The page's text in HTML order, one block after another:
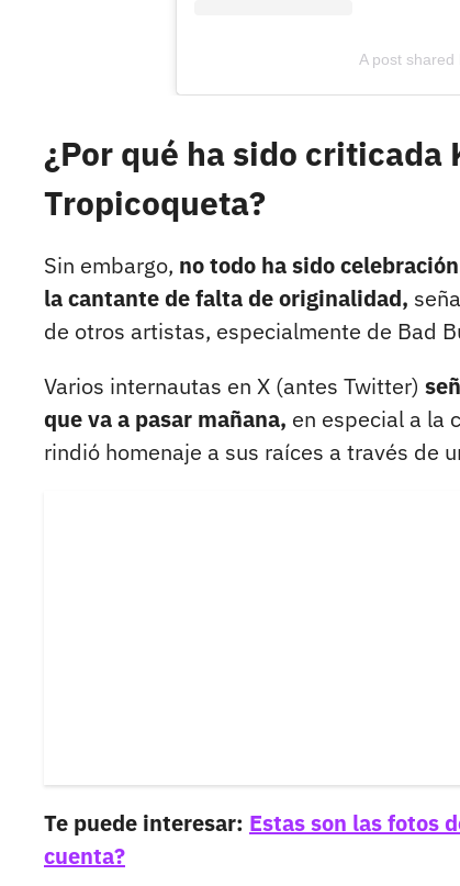
A post
¿Por qué ha sido criticada
Tropicoqueta?
Sin embargo, no todo ha sido
la cantante de falta de originalidad,
de otros artistas, especialmente de Bad
Varios internautas en X (antes Twitter)
que va a pasar mañana, en especial a la
rindió homenaje a sus raíces a través de
Te puede interesar: Estas son las fotos
cuenta?